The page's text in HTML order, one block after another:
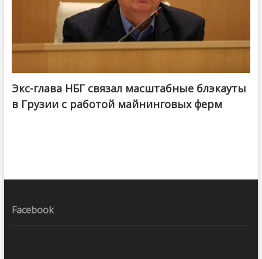
Экс-глава НБГ связал масштабные блэкауты
в Грузии с работой майнинговых ферм
Facebook